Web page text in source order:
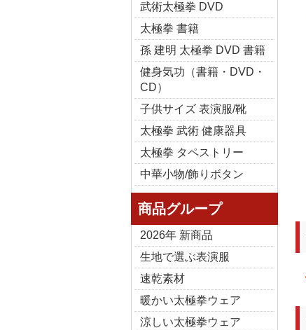
武術太極拳 DVD
太極拳 書籍
孫 建明 太極拳 DVD 書籍
健身気功（書籍・DVD・
CD）
子供サイズ 表演服/靴
太極拳 武術 健康器具
太極拳 タペストリー
中華小物/飾りボタン
商品グループ
2026年 新商品
生地で選ぶ表演服
速乾素材
暖かい太極拳ウェア
涼しい太極拳ウェア